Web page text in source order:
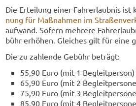
Die Er­tei­lung einer Fahr­erlaub­nis
nung für Maß­nah­men im
auf­wand. So­fern meh­re­re
bühr er­hö­hen. Glei­ches gilt für eine
Die zu zah­len­de Ge­bühr be­trägt:
55,90 Euro (mit 1 Be­gleit­per­son)
65,90 Euro (mit 2
75,90 Euro (mit 3
85,90 Euro (mit 4